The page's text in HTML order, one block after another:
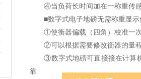
④当负荷长时间加在一称重传感
■数字式电子地磅无需称重显示
①使衡器偏载（四角）校准一次
②可以根据需要修改衡器的量程
③数字式地磅可直接接在计算机
靠